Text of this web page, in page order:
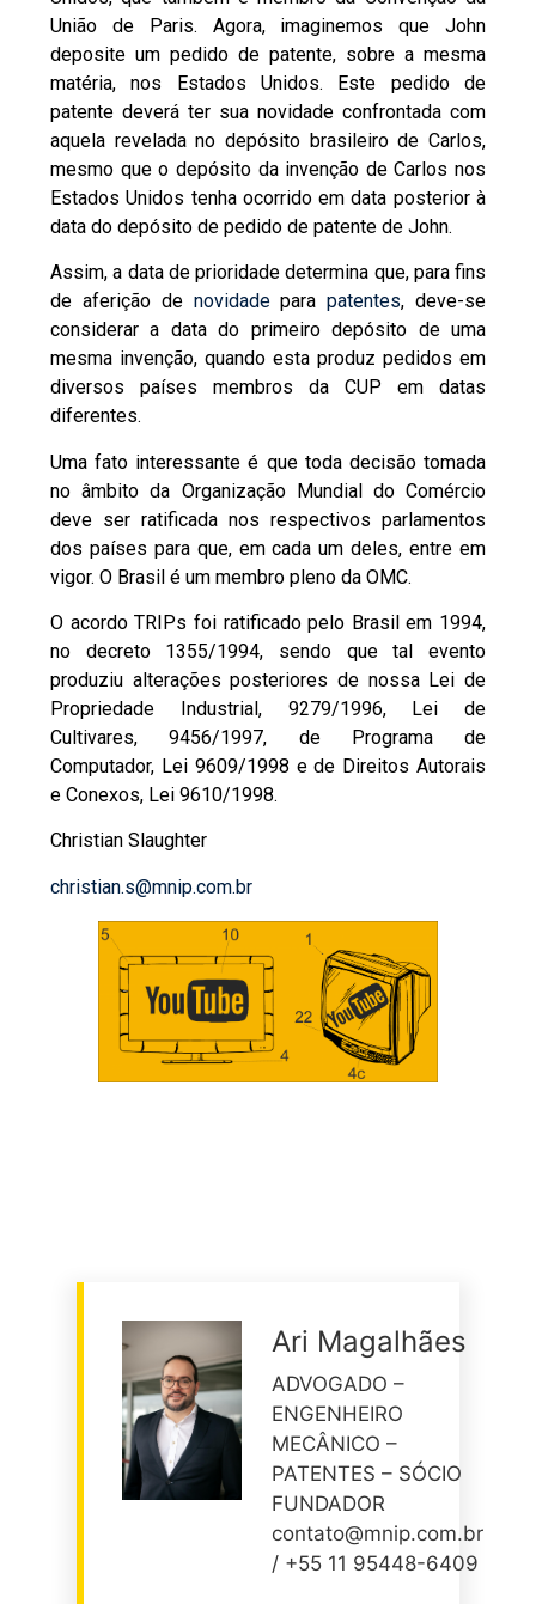
União de Paris. Agora, imaginemos que John
deposite um pedido de patente, sobre a mesma
matéria, nos Estados Unidos. Este pedido de
patente deverá ter sua novidade confrontada com
aquela revelada no depósito brasileiro de Carlos,
mesmo que o depósito da invenção de Carlos nos
Estados Unidos tenha ocorrido em data posterior à
data do depósito de pedido de patente de John.
Assim, a data de prioridade determina que, para fins
de aferição de novidadeparapatentes, deve-se
considerar a data do primeiro depósito de uma
mesma invenção, quando esta produz pedidos em
diversos países membros da CUP em datas
diferentes.
Uma fato interessante é que toda decisão tomada
no âmbito da Organização Mundial do Comércio
deve ser ratificada nos respectivos parlamentos
dos países para que, em cada um deles, entre em
vigor. O Brasil é um membro pleno da OMC.
O acordo TRIPs foi ratificado pelo Brasil em 1994,
no decreto 1355/1994, sendo que tal evento
produziu alterações posteriores de nossa Lei de
Propriedade Industrial, 9279/1996, Lei de
Cultivares, 9456/1997, de Programa de
Computador, Lei 9609/1998 e de Direitos Autorais
e Conexos, Lei 9610/1998.
Christian Slaughter
christian.s@mnip.com.br
Ari Magalhães
ADVOGADO –
ENGENHEIRO
MECÂNICO –
PATENTES – SÓCIO
FUNDADOR
contato@mnip.com.br
/ +55 11 95448-6409